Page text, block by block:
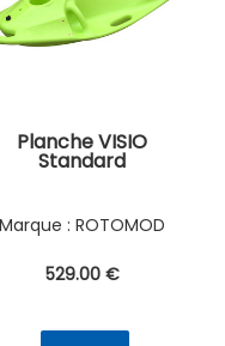
Planche VISIO
Standard
ROTOMOD
529.00 €